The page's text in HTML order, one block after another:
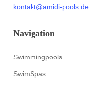
kontakt@amidi-pools.de
Navigation
Swimmingpools
SwimSpas